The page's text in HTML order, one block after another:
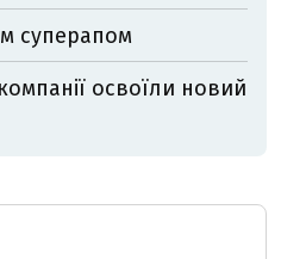
суперапом
освоїли новий